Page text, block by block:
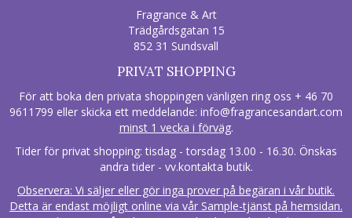
Fragrance & Art
Trädgårdsgatan 15
852 31 Sundsvall
PRIVAT SHOPPING
För att boka den privata shoppingen vänligen ring oss + 46 70
9611799 eller skicka ett meddelande: info@fragrancesandart.com
minst 1 vecka i förväg.
Tider för privat shopping: tisdag - torsdag 13.00 - 16.30. Önskas
andra tider - vv.kontakta butik.
Observera: Vi säljer eller gör inga prover på begäran i vår butik.
Detta är endast möjligt online via vår Sample-tjänst på hemsidan.